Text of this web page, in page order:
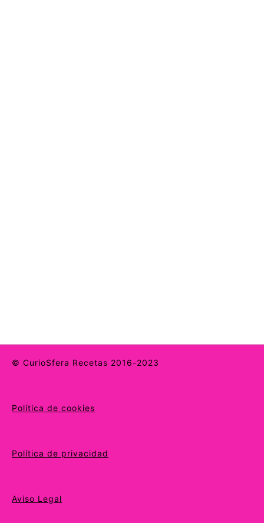
© CurioSfera Recetas 2016-2023
Política de cookies
Política de privacidad
Aviso Legal